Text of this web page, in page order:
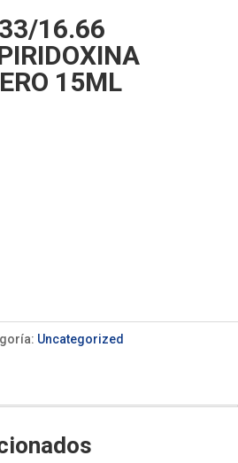
16.66
15ML
Uncategorized